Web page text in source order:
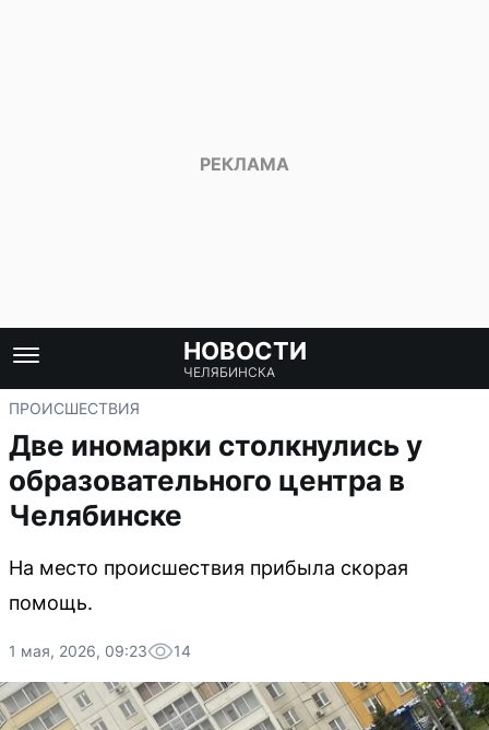
НОВОСТИ
ЧЕЛЯБИНСКА
ПРОИСШЕСТВИЯ
Две иномарки столкнулись у
образовательного центра в
Челябинске
На место происшествия прибыла скорая
помощь.
1 мая, 2026, 09:23 14